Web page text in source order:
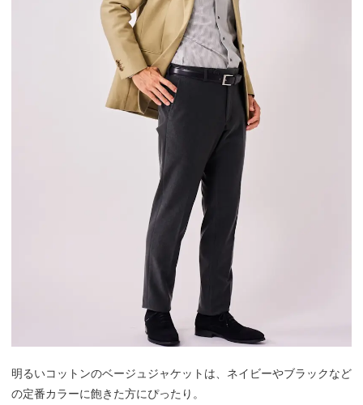
明るいコットンのベージュジャケットは、ネイビーやブラックなど
の定番カラーに飽きた方にぴったり。